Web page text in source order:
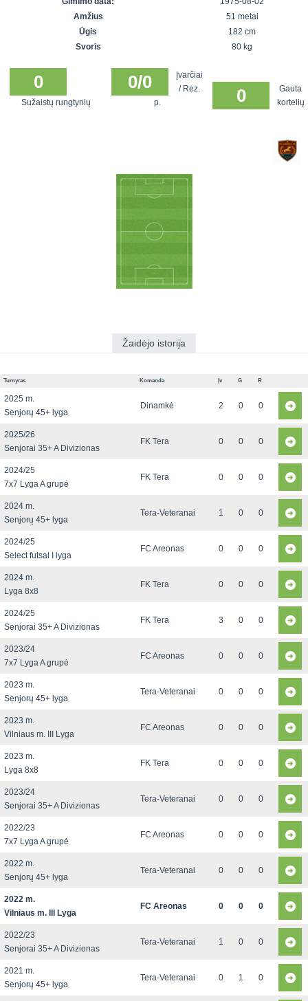
SFL rudens
Snaigės taurė
čempionatas
Vilnius
Amžius
51 metai
Ūgis
182 cm
Svoris
80 kg
0
Sužaistų rungtynių
0/0
Įvarčiai
/ Rez.
p.
0
Gauta
kortelių
Žaidėjo istorija
Turnyras Komanda Įv G R
2025 m.
Senjorų 45+ lyga
Dinamkė 2 0 0
2025/26
Senjorai 35+ A Divizionas
FK Tera 0 0 0
2024/25
7x7 Lyga A grupė
FK Tera 0 0 0
2024 m.
Senjorų 45+ lyga
Tera-Veteranai 1 0 0
2024/25
Select futsal I lyga
FC Areonas 0 0 0
2024 m.
Lyga 8x8
FK Tera 0 0 0
2024/25
Senjorai 35+ A Divizionas
FK Tera 3 0 0
2023/24
7x7 Lyga A grupė
FC Areonas 0 0 0
2023 m.
Senjorų 45+ lyga
Tera-Veteranai 0 0 0
2023 m.
Vilniaus m. III Lyga
FC Areonas 0 0 0
2023 m.
Lyga 8x8
FK Tera 0 0 0
2023/24
Senjorai 35+ A Divizionas
Tera-Veteranai 0 0 0
2022/23
7x7 Lyga A grupė
FC Areonas 0 0 0
2022 m.
Senjorų 45+ lyga
Tera-Veteranai 0 0 0
2022 m.
Vilniaus m. III Lyga
FC Areonas 0 0 0
2022/23
Senjorai 35+ A Divizionas
Tera-Veteranai 1 0 0
2021 m.
Senjorų 45+ lyga
Tera-Veteranai 0 1 0